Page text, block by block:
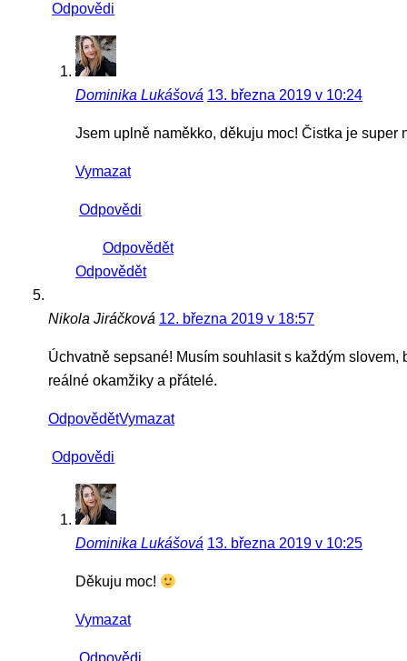
Odpovědi
Dominika Lukášová 13. března 2019 v 10:24
Jsem uplně naměkko, děkuju moc! Čistka je super
Vymazat
Odpovědi
Odpovědět
Odpovědět
Nikola Jiráčková 12. března 2019 v 18:57
Úchvatně sepsané! Musím souhlasit s každým
reálné okamžiky a přátelé.
OdpovědětVymazat
Odpovědi
Dominika Lukášová 13. března 2019 v 10:25
Děkuju moc!
Vymazat
Odpovědi